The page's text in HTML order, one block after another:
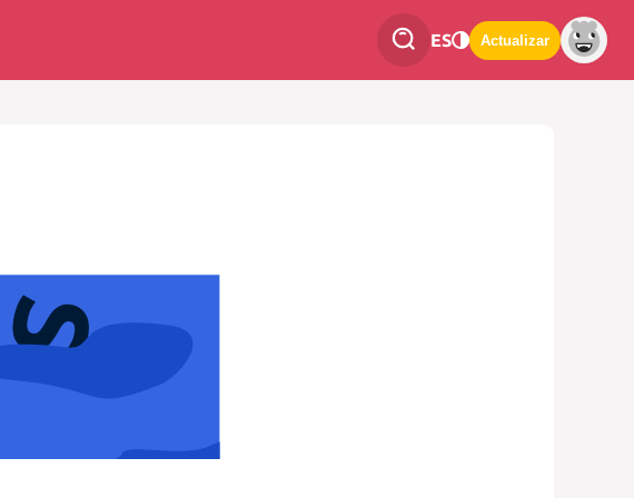
ES Actualizar